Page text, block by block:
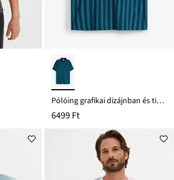
Pólóing grafikai dizájnban és tiszta bio-pamutból
6499 Ft